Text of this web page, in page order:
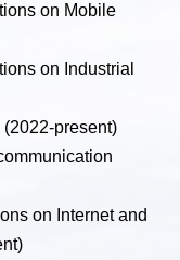
on Mobile
on Industrial
(2022-present)
on Internet and